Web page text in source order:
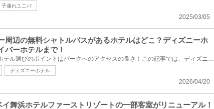
子連れユニバ
2025/03/05
周辺の無料シャトルバスがあるホテルはどこ？ディズニーホ
バーホテルまで！
お泊まりディズニーのホテル選びのポイントはパークへのアクセスの良さ！この記事では、ディズニーラン...
ディズニーホテル
2026/04/20
舞浜ホテルファーストリゾートの一部客室がリニューアル！